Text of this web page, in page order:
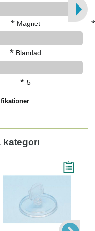
* Magnet *
* Blandad
* 5
kategori